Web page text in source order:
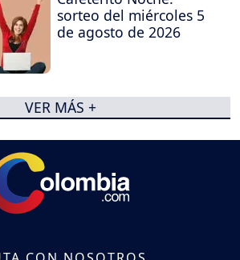
sorteo del miércoles 5
de agosto de 2026
VER MÁS +